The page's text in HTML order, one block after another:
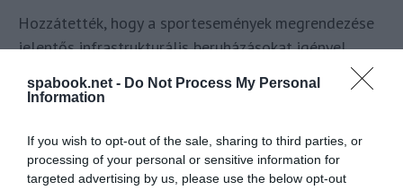
spabook.net - Do Not Process My Personal
Information
If you wish to opt-out of the sale, sharing to third parties, or
processing of your personal or sensitive information for
targeted advertising by us, please use the below opt-out
Hozzátették, hogy a sportesemények megrendezése
jelentős infrastrukturális beruházásokat igényel,
ilyenkor például stadionok épülnek, fejlesztik a már
meglévő sportlétesítményeket és a közlekedési
előnyökkel járhatnak a helyszínek számára, javítják az
általános életminőségét és növelik a helyszín